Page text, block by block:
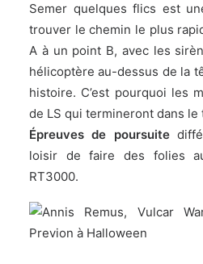
Semer quelques flics est
trouver le chemin le plus
A à un point B, avec les
hélicoptère au-dessus de la
histoire. C’est pourquoi les
de LS qui termineront dans
Épreuves de poursuite
loisir de faire des folies
RT3000.